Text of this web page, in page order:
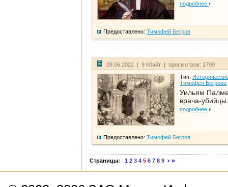
подробнее
Предоставлено: Тимофей Бегров
09.06.2022 | 9 Кбайт | просмотров: 1790
Тип:
Тимофея Бегрова
Уильям
врача-
подробнее
Предоставлено: Тимофей Бегров
Страницы: 1 2 3 4 5 6 7 8 9